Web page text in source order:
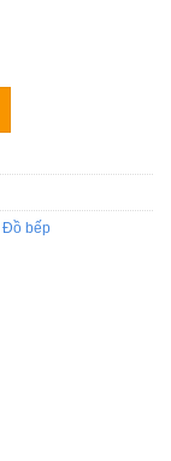
Đồ bếp